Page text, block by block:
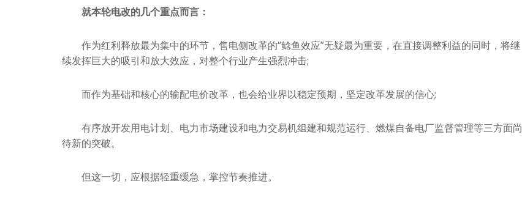
就本轮电改的几个重点而言：
作为红利释放最为集中的环节，售电侧改革的“鲶鱼效应”无疑最为重要，在直接调整利益的同时，将继
续发挥巨大的吸引和放大效应，对整个行业产生强烈冲击;
而作为基础和核心的输配电价改革，也会给业界以稳定预期，坚定改革发展的信心;
有序放开发用电计划、电力市场建设和电力交易机组建和规范运行、燃煤自备电厂监督管理等三方面尚
待新的突破。
但这一切，应根据轻重缓急，掌控节奏推进。